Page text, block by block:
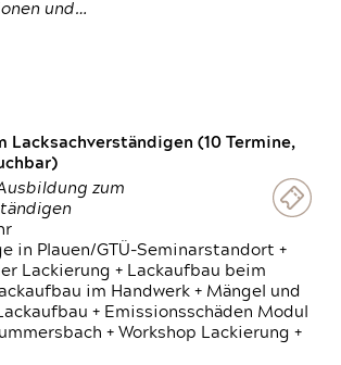
und…
Lacksachverständigen (10 Termine,
zum
in Plauen/GTÜ-Seminarstandort +
Lackierung + Lackaufbau beim
im Handwerk + Mängel und
+ Emissionsschäden Modul
+ Workshop Lackierung +